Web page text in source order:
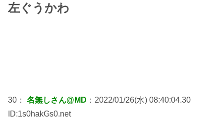
左ぐうかわ
30： 名無しさん@MD ：2022/01/26(水) 08:40:04.30
ID:1s0hakGs0.net